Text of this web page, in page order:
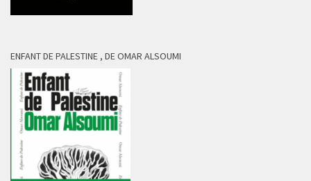
ENFANT DE PALESTINE , DE OMAR ALSOUMI